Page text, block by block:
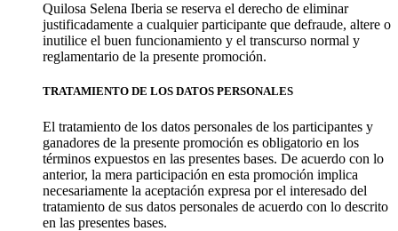
Quilosa Selena Iberia se reserva el derecho de eliminar
justificadamente a cualquier participante que defraude, altere o
inutilice el buen funcionamiento y el transcurso normal y
reglamentario de la presente promoción.
TRATAMIENTO DE LOS DATOS PERSONALES
El tratamiento de los datos personales de los participantes y
ganadores de la presente promoción es obligatorio en los
términos expuestos en las presentes bases. De acuerdo con lo
anterior, la mera participación en esta promoción implica
necesariamente la aceptación expresa por el interesado del
tratamiento de sus datos personales de acuerdo con lo descrito
en las presentes bases.